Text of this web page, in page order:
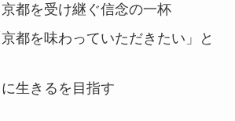
都を受け継ぐ信念の一杯
都を味わっていただきたい」と
生きるを目指す